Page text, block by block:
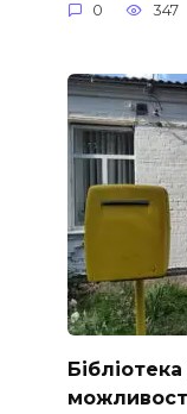
0 347
Бібліотека